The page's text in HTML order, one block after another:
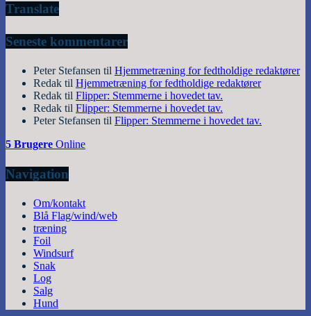
Translate
Seneste kommentarer
Peter Stefansen til Hjemmetræning for fedtholdige redaktører
Redak til Hjemmetræning for fedtholdige redaktører
Redak til Flipper: Stemmerne i hovedet tav.
Redak til Flipper: Stemmerne i hovedet tav.
Peter Stefansen til Flipper: Stemmerne i hovedet tav.
5 Brugere Online
Navigation
Om/kontakt
Blå Flag/wind/web
træning
Foil
Windsurf
Snak
Log
Salg
Hund